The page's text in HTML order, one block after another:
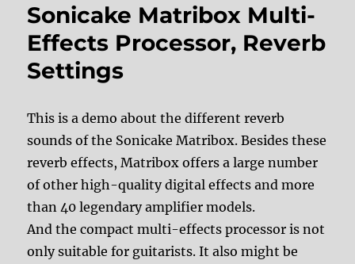
Sonicake Matribox Multi-
Effects Processor, Reverb
Settings
This is a demo about the different reverb
sounds of the Sonicake Matribox. Besides these
reverb effects, Matribox offers a large number
of other high-quality digital effects and more
than 40 legendary amplifier models.
And the compact multi-effects processor is not
only suitable for guitarists. It also might be